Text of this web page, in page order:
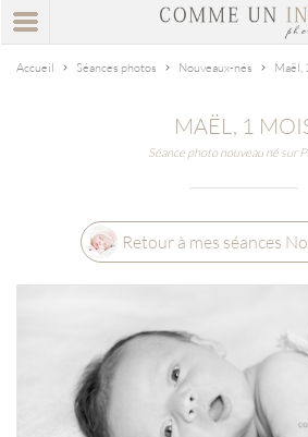
Accueil Séances photos Nouveaux-nés Maël,
MAËL, 1
Séance photo nouveau né sur
Retour à mes séances